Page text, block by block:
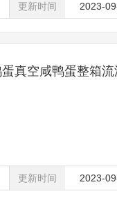
更新时间 2023-
真空咸鸭蛋整箱流
更新时间 2023-